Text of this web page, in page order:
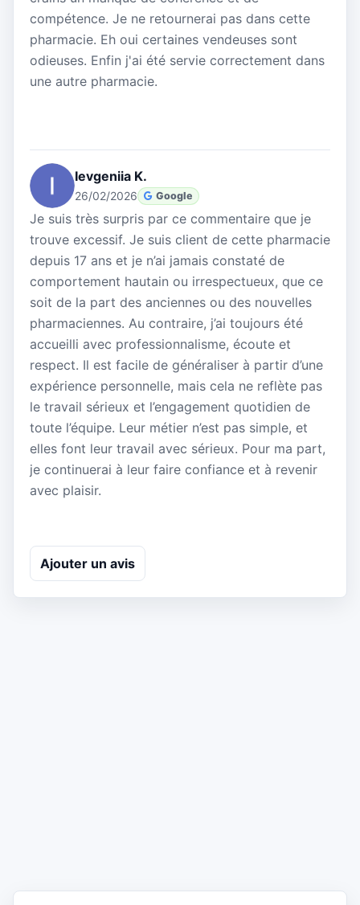
compétence. Je ne retournerai pas dans cette
pharmacie. Eh oui certaines vendeuses sont
odieuses. Enfin j'ai été servie correctement dans
une autre pharmacie.
Ievgeniia K.
26/02/2026 Google
Je suis très surpris par ce commentaire que je
trouve excessif. Je suis client de cette pharmacie
depuis 17 ans et je n’ai jamais constaté de
comportement hautain ou irrespectueux, que ce
soit de la part des anciennes ou des nouvelles
pharmaciennes. Au contraire, j’ai toujours été
accueilli avec professionnalisme, écoute et
respect. Il est facile de généraliser à partir d’une
expérience personnelle, mais cela ne reflète pas
le travail sérieux et l’engagement quotidien de
toute l’équipe. Leur métier n’est pas simple, et
elles font leur travail avec sérieux. Pour ma part,
je continuerai à leur faire confiance et à revenir
avec plaisir.
Ajouter un avis